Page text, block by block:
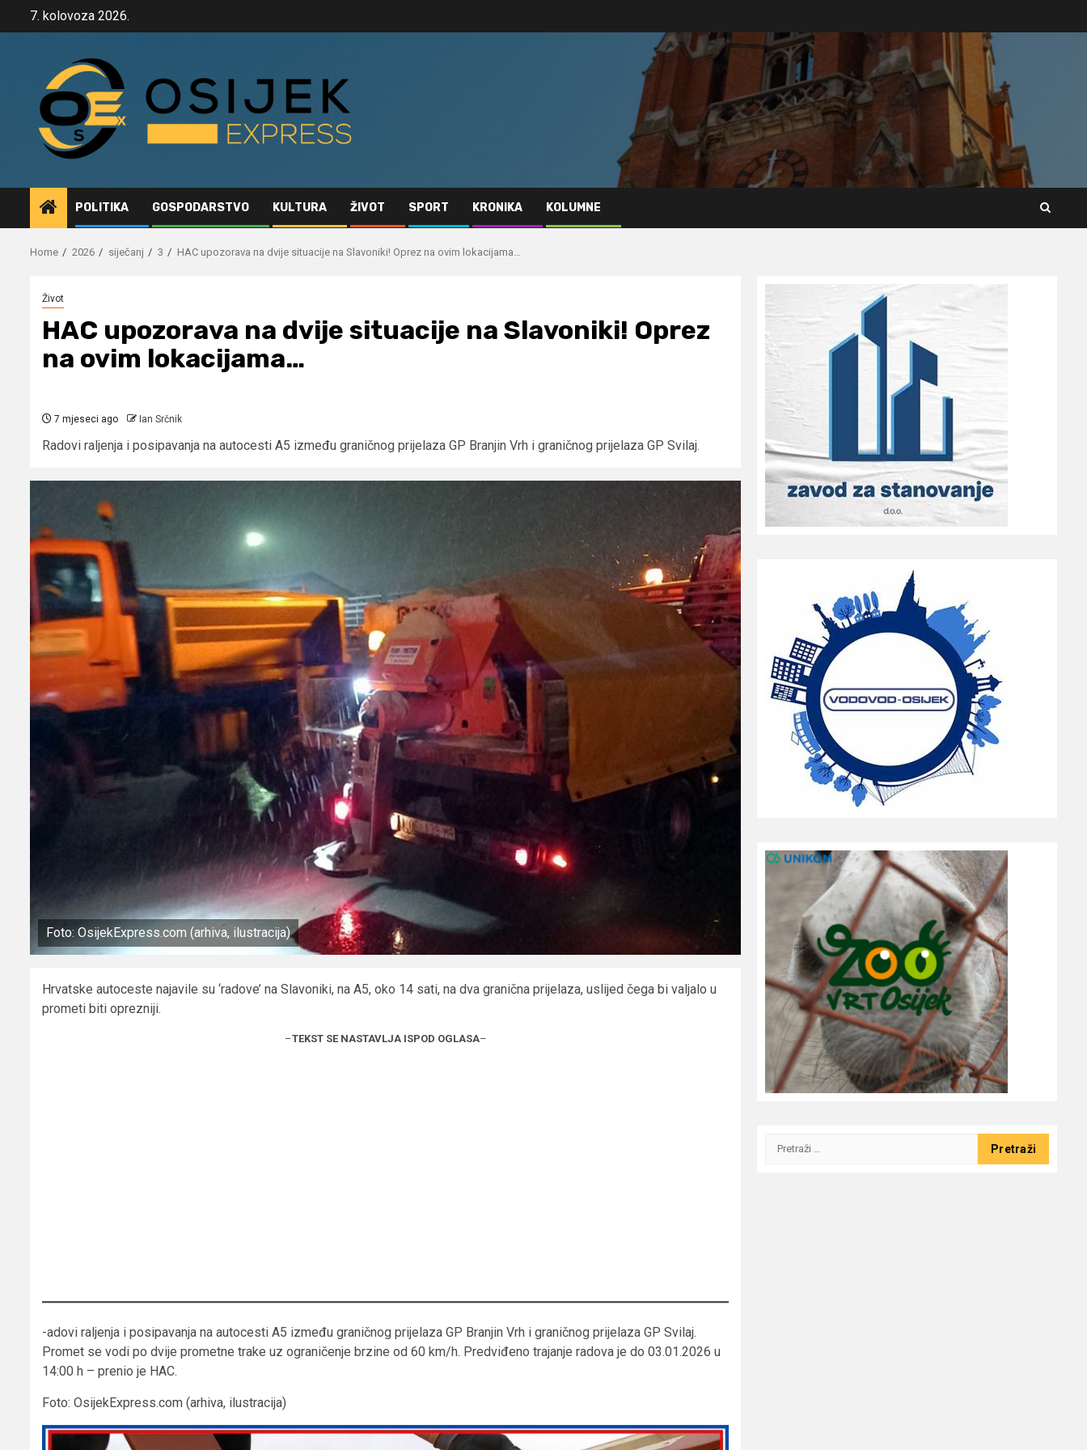
7. kolovoza 2026.
POLITIKA GOSPODARSTVO KULTURA ŽIVOT SPORT KRONIKA KOLUMNE
Home 2026 siječanj 3 HAC upozorava na dvije situacije na Slavoniki! Oprez na ovim lokacijama…
Život
HAC upozorava na dvije situacije na Slavoniki! Oprez
na ovim lokacijama…
7 mjeseci ago Ian Srčnik
Radovi raljenja i posipavanja na autocesti A5 između graničnog prijelaza GP Branjin Vrh i graničnog prijelaza GP Svilaj.
Foto: OsijekExpress.com (arhiva, ilustracija)
Hrvatske autoceste najavile su ‘radove’ na Slavoniki, na A5, oko 14 sati, na dva granična prijelaza, uslijed čega bi valjalo u
prometi biti oprezniji.
–TEKST SE NASTAVLJA ISPOD OGLASA–
-adovi raljenja i posipavanja na autocesti A5 između graničnog prijelaza GP Branjin Vrh i graničnog prijelaza GP Svilaj.
Promet se vodi po dvije prometne trake uz ograničenje brzine od 60 km/h. Predviđeno trajanje radova je do 03.01.2026 u
14:00 h – prenio je HAC.
Foto: OsijekExpress.com (arhiva, ilustracija)
Pretraži: